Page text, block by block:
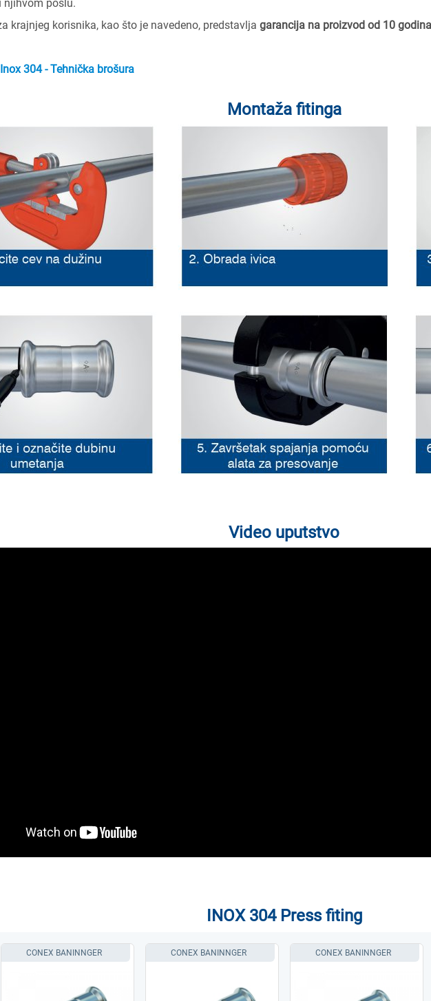
njihvom poslu.
krajnjeg korisnika, kao što je navedeno, predstavlja garancija na proizvod od 10 godina
304 - Tehnička brošura
Montaža fitinga
Video uputstvo
INOX 304 Press fiting
CONEX BANINNGER CONEX BANINNGER CONEX BANINNGER